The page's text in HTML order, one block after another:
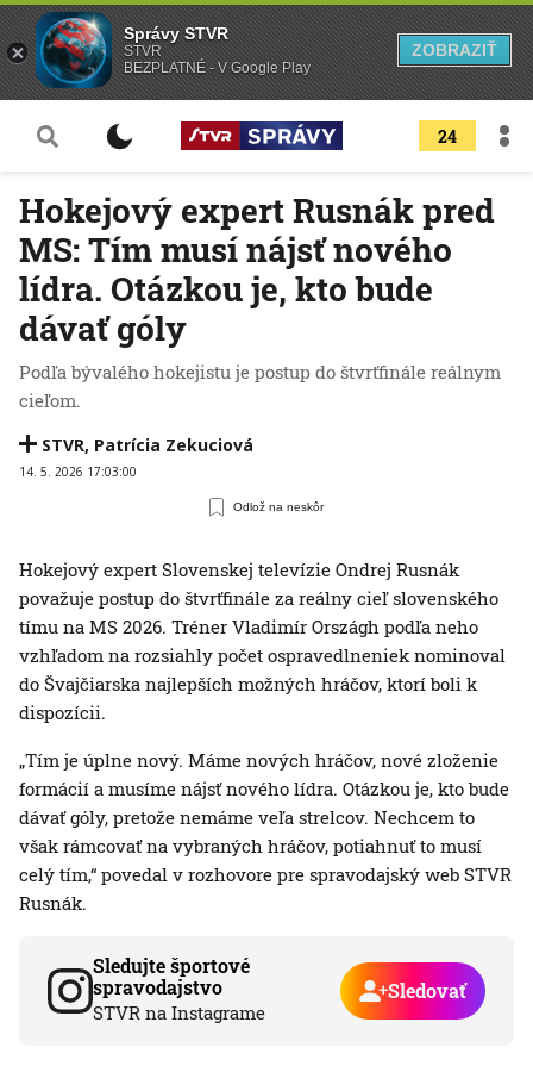
24
Hokejový expert Rusnák pred
MS: Tím musí nájsť nového
lídra. Otázkou je, kto bude
dávať góly
Podľa bývalého hokejistu je postup do štvrťfinále reálnym
cieľom.
STVR, Patrícia Zekuciová
14. 5. 2026 17:03:00
Odlož na neskôr
Hokejový expert Slovenskej televízie Ondrej Rusnák
považuje postup do štvrťfinále za reálny cieľ slovenského
tímu na MS 2026. Tréner Vladimír Országh podľa neho
vzhľadom na rozsiahly počet ospravedlneniek nominoval
do Švajčiarska najlepších možných hráčov, ktorí boli k
dispozícii.
„Tím je úplne nový. Máme nových hráčov, nové zloženie
formácií a musíme nájsť nového lídra. Otázkou je, kto bude
dávať góly, pretože nemáme veľa strelcov. Nechcem to
však rámcovať na vybraných hráčov, potiahnuť to musí
celý tím,“ povedal v rozhovore pre spravodajský web STVR
Rusnák.
Sledujte športové
spravodajstvo
STVR na Instagrame
Sledovať
Správy STVR
STVR
BEZPLATNÉ - V Google Play
ZOBRAZIŤ